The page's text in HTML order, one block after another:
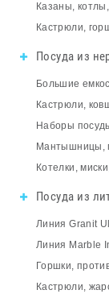
Казаны,
Кастрюли,
Посуда из
Большие
Кастрюли,
Наборы
Мантышницы,
Котелки,
Посуда из
Линия Granit
Линия Marble
Горшки,
Кастрюли,